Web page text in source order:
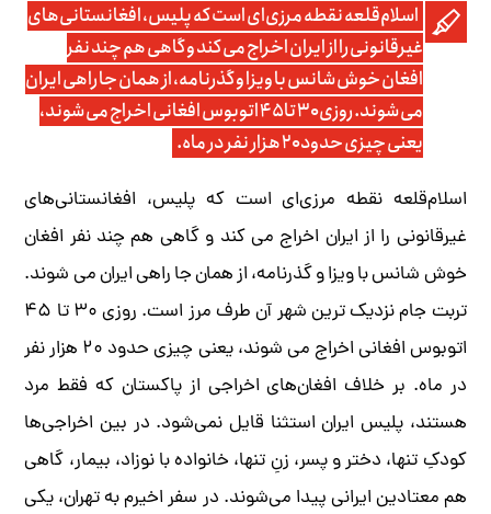
اسلام‌قلعه نقطه مرزی‌ای است که پلیس، افغانستانی‌های
غیرقانونی را از ایران اخراج می کند و گاهی هم چند نفر
افغان خوش شانس با ویزا و گذرنامه، از همان جا راهی ایران
می شوند. روزی ۳۰ تا ۴۵ اتوبوس افغانی اخراج می شوند،
یعنی چیزی حدود ۲۰ هزار نفر در ماه.
اسلام‌قلعه نقطه مرزی‌ای است که پلیس، افغانستانی‌های
غیرقانونی را از ایران اخراج می کند و گاهی هم چند نفر افغان
خوش شانس با ویزا و گذرنامه، از همان جا راهی ایران می شوند.
تربت جام نزدیک ترین شهر آن طرف مرز است. روزی ۳۰ تا ۴۵
اتوبوس افغانی اخراج می شوند، یعنی چیزی حدود ۲۰ هزار نفر
در ماه. بر خلاف افغان‌های اخراجی از پاکستان که فقط مرد
هستند، پلیس ایران استثنا قایل نمی‌شود. در بین اخراجی‌ها
کودکِ تنها، دختر و پسر، زنِ تنها، خانواده با نوزاد، بیمار، گاهی
هم معتادین ایرانی پیدا می‌شوند. در سفر اخیرم به تهران، یکی